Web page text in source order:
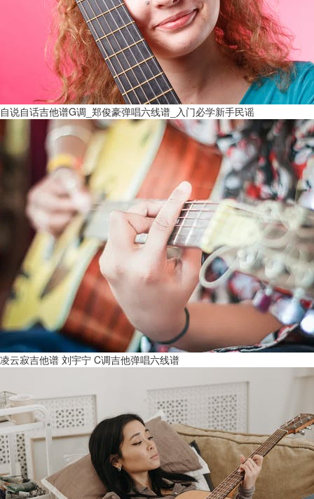
自说自话吉他谱G调_郑俊豪弹唱六线谱_入门必学新手民谣
凌云寂吉他谱 刘宇宁 C调吉他弹唱六线谱